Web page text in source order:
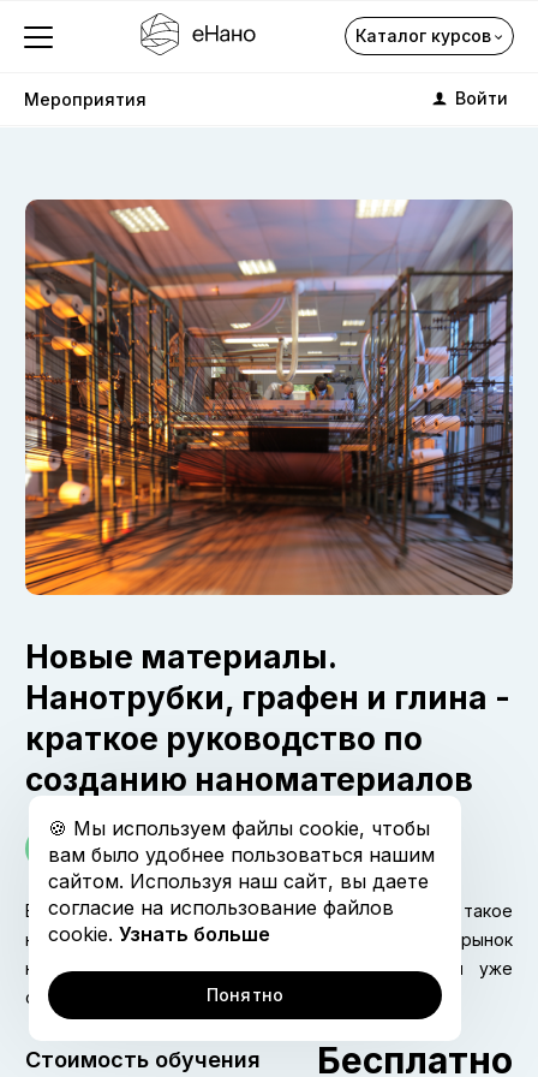
Каталог курсов
Мероприятия Войти
Каталог курсов
О компании
Профориентация
Каталог
Подписка на курсы
Открытая коллекция
Новые материалы.
Нанотрубки, графен и глина -
краткое руководство по
созданию наноматериалов
60 дней
В курсе рассказывается о том, что такое
наноматериалы, каков на сегодня мировой рынок
наноматериалов и какие российские компании уже
сегодня являются серьезными игроками на нем
Стоимость обучения Бесплатно
🍪 Мы используем файлы cookie, чтобы
вам было удобнее пользоваться нашим
сайтом. Используя наш сайт, вы даете
согласие на использование файлов
cookie. Узнать больше
Понятно
Мы свяжемся с вами
в ближайшее время.
Закрыть окно
Оставить заявку
+7
Отправить
Отправляя заявку, я соглашаюсь на
обработку персональных данных
ВОЛКОВ ДЕНИС
АЛЕКСАНДРОВИЧ
Все курсы автора
Закрыть окно